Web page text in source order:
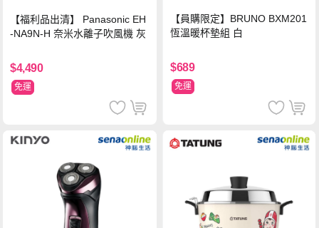
【福利品出清】 Panasonic EH
-NA9N-H 奈米水離子吹風機 灰
$4,490
免運
【員購限定】BRUNO BXM201
恆溫暖杯墊組 白
$689
免運